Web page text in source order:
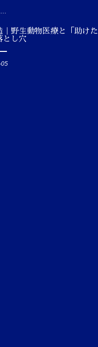
野生動物医療と「助けた
とし穴
05